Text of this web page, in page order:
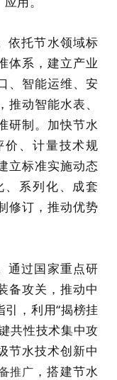
依托节水领域标
体系，建立产业
、智能运维、安
动智能水表、
研制。加快节水
、计量技术规
立标准实施动态
系列化、成套
修订，推动优势
通过国家重点研
备攻关，推动中
，利用“揭榜挂
共性技术集中攻
节水技术创新中
推广 ，搭建节水